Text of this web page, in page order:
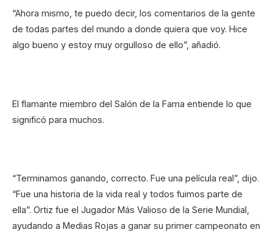
“Ahora mismo, te puedo decir, los comentarios de la gente
de todas partes del mundo a donde quiera que voy. Hice
algo bueno y estoy muy orgulloso de ello”, añadió.
El flamante miembro del Salón de la Fama entiende lo que
significó para muchos.
“Terminamos ganando, correcto. Fue una película real”, dijo.
“Fue una historia de la vida real y todos fuimos parte de
ella”. Ortiz fue el Jugador Más Valioso de la Serie Mundial,
ayudando a Medias Rojas a ganar su primer campeonato en